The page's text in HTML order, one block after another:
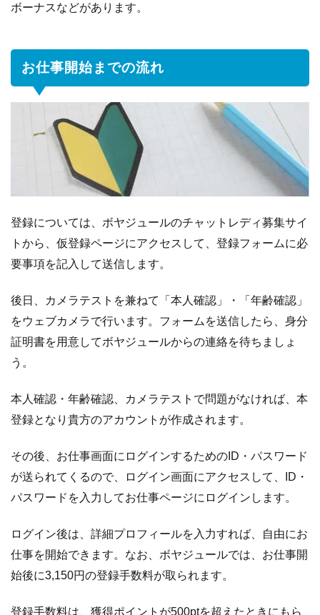
ボーナスなどがあります。
お仕事開始までの流れ
登録については、ボヤジュールのチャットレディ募集サイ
トから、仮登録ページにアクセスして、登録フォームに必
要事項を記入して送信します。
後日、カメラテストを兼ねて「本人確認」・「年齢確認」
をウェブカメラで行います。フォームを送信したら、身分
証明書を用意してボヤジュールからの連絡を待ちましょ
う。
本人確認・年齢確認、カメラテストで問題がなければ、本
登録となり貴方のアカウントが作成されます。
その後、お仕事画面にログインするためのID・パスワード
が送られてくるので、ログイン画面にアクセスして、ID・
パスワードを入力してお仕事ページにログインします。
ログイン後は、詳細プロフィールを入力すれば、自由にお
仕事を開始できます。なお、ボヤジュールでは、お仕事開
始後に3,150円の登録手数料が取られます。
登録手数料は、獲得ポイントが500ptを超えたときにもら